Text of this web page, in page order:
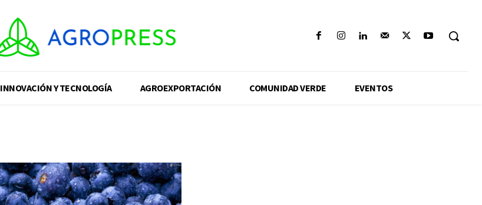
INNOVACIÓN Y TECNOLOGÍA AGROEXPORTACIÓN COMUNIDAD VERDE EVENTOS